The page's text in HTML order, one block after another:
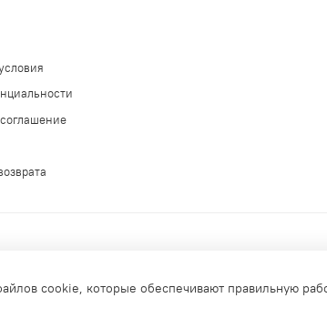
cookie, которые обеспечивают правильную